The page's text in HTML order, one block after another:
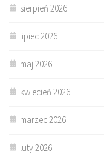
sierpień 2026
lipiec 2026
maj 2026
kwiecień 2026
marzec 2026
luty 2026